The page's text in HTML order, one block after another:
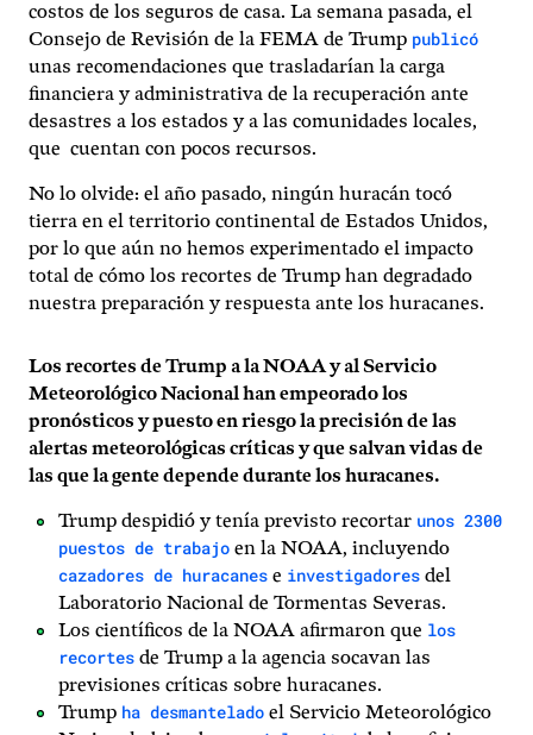
costos de los seguros de casa. La semana pasada, el
Consejo de Revisión de la FEMA de Trump publicó
unas recomendaciones que trasladarían la carga
financiera y administrativa de la recuperación ante
desastres a los estados y a las comunidades locales,
que cuentan con pocos recursos.
No lo olvide: el año pasado, ningún huracán tocó
tierra en el territorio continental de Estados Unidos,
por lo que aún no hemos experimentado el impacto
total de cómo los recortes de Trump han degradado
nuestra preparación y respuesta ante los huracanes.
Los recortes de Trump a la NOAA y al Servicio
Meteorológico Nacional han empeorado los
pronósticos y puesto en riesgo la precisión de las
alertas meteorológicas críticas y que salvan vidas de
las que la gente depende durante los huracanes.
Trump despidió y tenía previsto recortar unos 2300
puestos de trabajo en la NOAA, incluyendo
cazadores de huracanes e investigadores del
Laboratorio Nacional de Tormentas Severas.
Los científicos de la NOAA afirmaron que los
recortes de Trump a la agencia socavan las
previsiones críticas sobre huracanes.
Trump ha desmantelado el Servicio Meteorológico